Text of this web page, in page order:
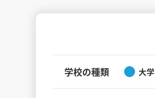
学校の種類 大学